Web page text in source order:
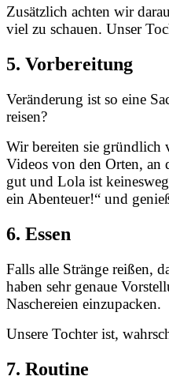
Zusätzlich achten wir
viel zu schauen. Unser
5. Vorbereitung
Veränderung ist so eine
reisen?
Wir bereiten sie gründlich
Videos von den Orten, an
gut und Lola ist
ein Abenteuer!“ und
6. Essen
Falls alle Stränge reißen,
haben sehr genaue
Naschereien einzupacken.
Unsere Tochter ist,
7. Routine